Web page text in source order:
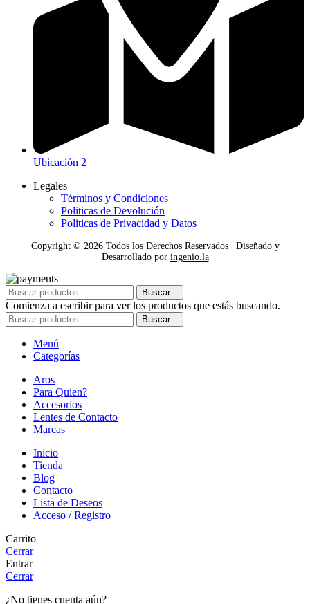
Ubicación 2
Legales
Términos y Condiciones
Politicas de Devolución
Politicas de Privacidad y Datos
Copyright © 2026Todos los Derechos Reservados | Diseñado y
Desarrollado por ingenio.la
Buscar...
Comienza a escribir para ver los productos que estás buscando.
Buscar...
Menú
Categorías
Aros
Para Quien?
Accesorios
Lentes de Contacto
Marcas
Inicio
Tienda
Blog
Contacto
Lista de Deseos
Acceso / Registro
Carrito
Cerrar
Entrar
Cerrar
¿No tienes cuenta aún?